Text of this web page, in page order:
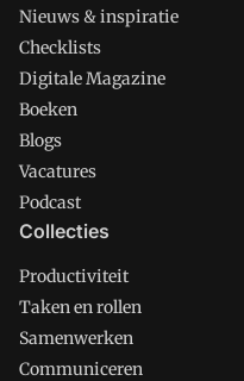
Nieuws & inspiratie
Checklists
Digitale Magazine
Boeken
Blogs
Vacatures
Podcast
Collecties
Productiviteit
Taken en rollen
Samenwerken
Communiceren